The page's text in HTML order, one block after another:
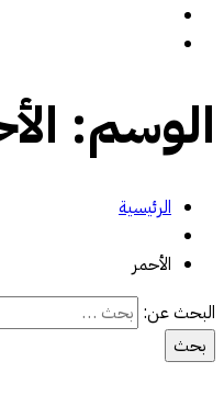
الوسم:
الرئيسية
الأحمر
البحث عن: